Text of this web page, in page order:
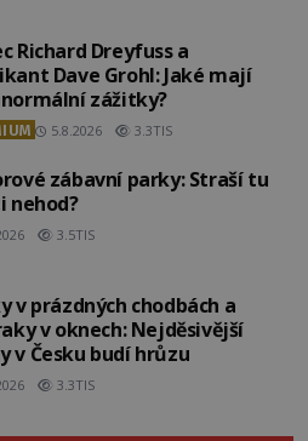
Richard Dreyfuss a
Dave Grohl: Jaké mají
zážitky?
5.8.2026 3.3TIS
zábavní parky: Straší tu
nehod?
3.5TIS
v prázdných chodbách a
v oknech: Nejděsivější
v Česku budí hrůzu
3.3TIS